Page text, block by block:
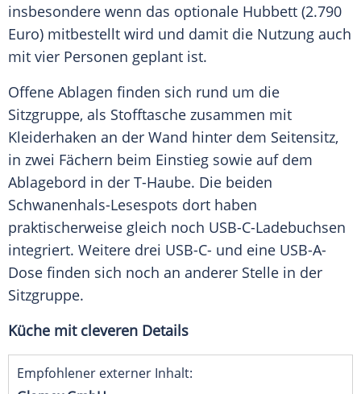
insbesondere wenn das optionale Hubbett (2.790
Euro) mitbestellt wird und damit die Nutzung auch
mit vier Personen geplant ist.
Offene Ablagen finden sich rund um die
Sitzgruppe, als Stofftasche zusammen mit
Kleiderhaken an der Wand hinter dem Seitensitz,
in zwei Fächern beim Einstieg sowie auf dem
Ablagebord in der T-Haube. Die beiden
Schwanenhals-Lesespots dort haben
praktischerweise gleich noch USB-C-Ladebuchsen
integriert. Weitere drei USB-C- und eine USB-A-
Dose finden sich noch an anderer Stelle in der
Sitzgruppe.
Küche mit cleveren Details
Empfohlener externer Inhalt: